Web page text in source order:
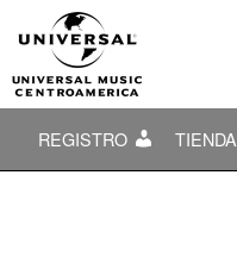
REGISTRO TIENDA